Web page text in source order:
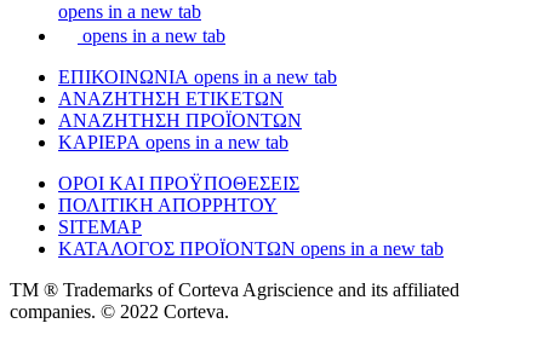
opens in a new tab
opens in a new tab
ΕΠΙΚΟΙΝΩΝΙΑ opens in a new tab
ΑΝΑΖΗΤΗΣΗ ΕΤΙΚΕΤΩΝ
ΑΝΑΖΗΤΗΣΗ ΠΡΟΪΟΝΤΩΝ
ΚΑΡΙΕΡΑ opens in a new tab
ΟΡΟΙ ΚΑΙ ΠΡΟŸΠΟΘΕΣΕΙΣ
ΠΟΛΙΤΙΚΗ ΑΠΟΡΡΗΤΟΥ
SITEMAP
ΚΑΤΑΛΟΓΟΣ ΠΡΟΪΟΝΤΩΝ opens in a new tab
TM ® Trademarks of Corteva Agriscience and its affiliated
companies. © 2022 Corteva.